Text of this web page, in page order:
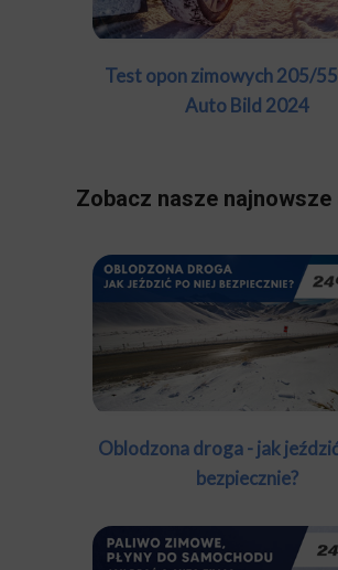
Test opon zimowych 205/
Auto Bild 2024
Zobacz nasze najnowsze
Oblodzona droga - jak
bezpiecznie?